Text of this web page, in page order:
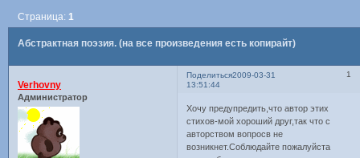
Абстрактная поэзия. (на все произведения есть копирайт)
Страница:1
Поделиться 1
2009-03-31
13:51:44
Verhovny
Администратор
Хочу предупредить,что автор этих
стихов-мой хороший друг,так что с
авторством вопросв не
возникнет.Соблюдайте пожалуйста